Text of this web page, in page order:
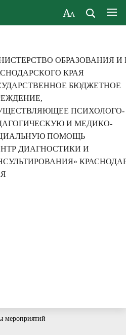
ОБРАЗОВАНИЯ И
КРАЯ
БЮДЖЕТНОЕ
ПСИХОЛОГО-
И МЕДИКО-
ПОМОЩЬ
ДИАГНОСТИКИ И
мероприятий